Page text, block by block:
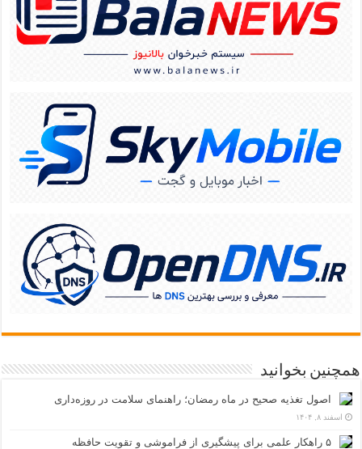
همچنین بخوانید
اصول تغذیه صحیح در ماه رمضان؛ راهنمای سلامت در روزه‌داری
اسفند ۸, ۱۴۰۴
۵ راهکار علمی برای پیشگیری از فراموشی و تقویت حافظه